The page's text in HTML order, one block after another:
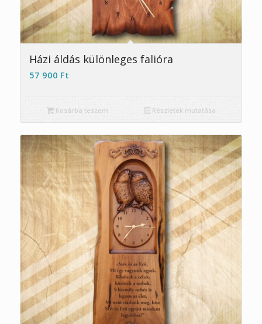
5.00
Házi áldás különleges falióra
57 900 Ft
Kosárba teszem Részletek mutatása